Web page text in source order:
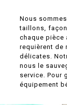
Nous
taillons,
chaque pièce
requièrent de
délicates.
nous le
service. Pour
équipement